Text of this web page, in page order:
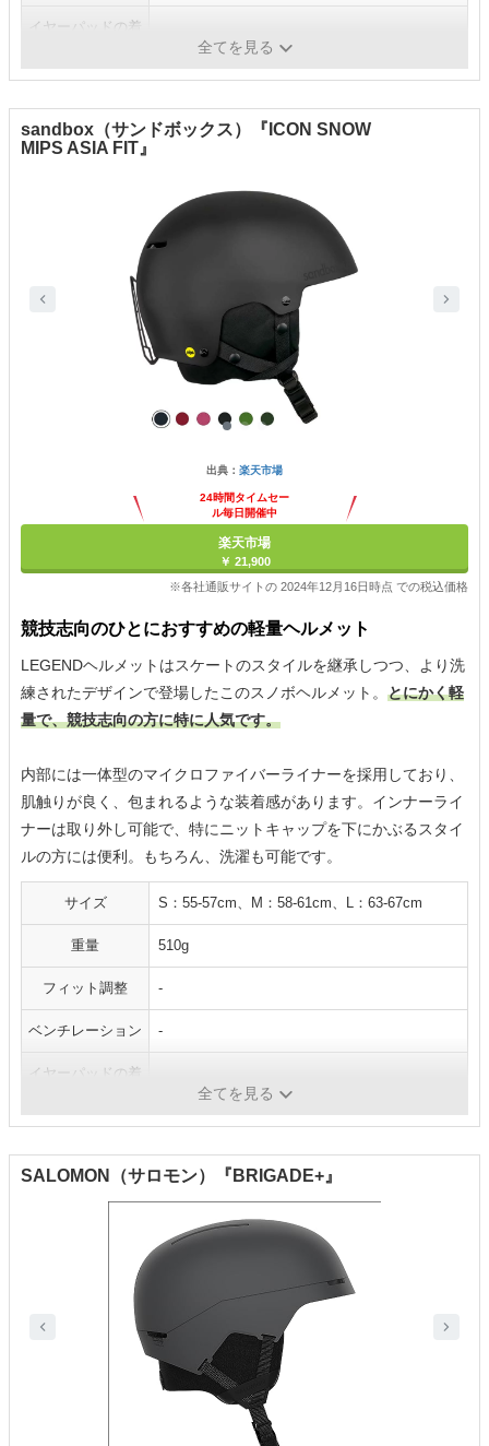
イヤーパッドの着
全てを見る
sandbox（サンドボックス）『ICON SNOW
MIPS ASIA FIT』
出典： 楽天市場
24時間タイムセー
ル毎日開催中
楽天市場
￥ 21,900
※各社通販サイトの 2024年12月16日時点 での税込価格
競技志向のひとにおすすめの軽量ヘルメット
LEGENDヘルメットはスケートのスタイルを継承しつつ、より洗
練されたデザインで登場したこのスノボヘルメット。 とにかく軽
量で、競技志向の方に特に人気です。
内部には一体型のマイクロファイバーライナーを採用しており、
肌触りが良く、包まれるような装着感があります。インナーライ
ナーは取り外し可能で、特にニットキャップを下にかぶるスタイ
ルの方には便利。もちろん、洗濯も可能です。
サイズ S：55-57cm、M：58-61cm、L：63-67cm
重量 510g
フィット調整 -
ベンチレーション -
イヤーパッドの着
全てを見る
SALOMON（サロモン）『BRIGADE+』